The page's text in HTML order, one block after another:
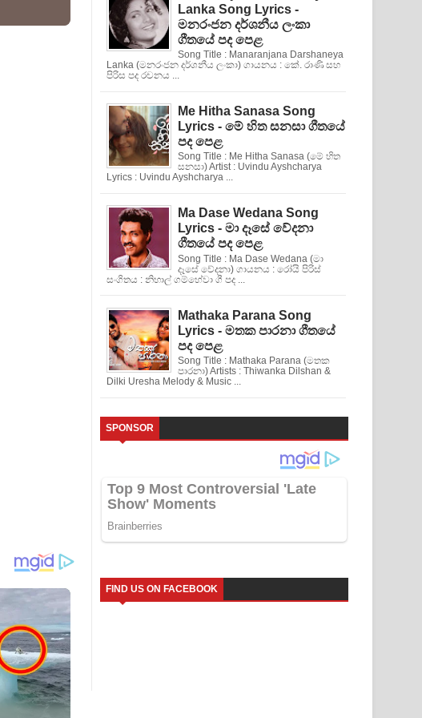
Lanka Song Lyrics -
මනරංජන දර්ශනීය ලංකා
ගීතයේ පද පෙළ
Song Title : Manaranjana Darshaneya
Lanka (මනරංජන දර්ශනීය ලංකා) ගායනය : කේ. රාණි සහ
පිරිස පද රචනය ...
Me Hitha Sanasa Song
Lyrics - මේ හිත සනසා ගීතයේ
පද පෙළ
Song Title : Me Hitha Sanasa (මේ හිත
සනසා) Artist : Uvindu Ayshcharya
Lyrics : Uvindu Ayshcharya ...
Ma Dase Wedana Song
Lyrics - මා දෑසේ වේදනා
ගීතයේ පද පෙළ
Song Title : Ma Dase Wedana (මා
දෑසේ වේදනා) ගායනය : රෝයි පිරිස්
සංගිතය : නිහාල් ගම්හේවා ගී පද ...
Mathaka Parana Song
Lyrics - මතක පාරනා ගීතයේ
පද පෙළ
Song Title : Mathaka Parana (මතක
පාරනා) Artists : Thiwanka Dilshan &
Dilki Uresha Melody & Music ...
SPONSOR
FIND US ON FACEBOOK